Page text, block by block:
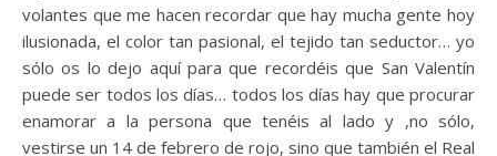
volantes que me hacen recordar que hay mucha gente hoy
ilusionada, el color tan pasional, el tejido tan seductor… yo
sólo os lo dejo aquí para que recordéis que San Valentín
puede ser todos los días… todos los días hay que procurar
enamorar a la persona que tenéis al lado y ,no sólo,
vestirse un 14 de febrero de rojo, sino que también el Real